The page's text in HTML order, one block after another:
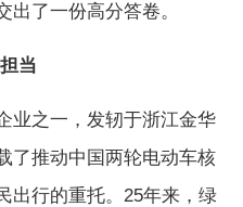
了一份高分答卷。
当
业之一，发轫于浙江金华
了推动中国两轮电动车核
出行的重托。25年来，绿